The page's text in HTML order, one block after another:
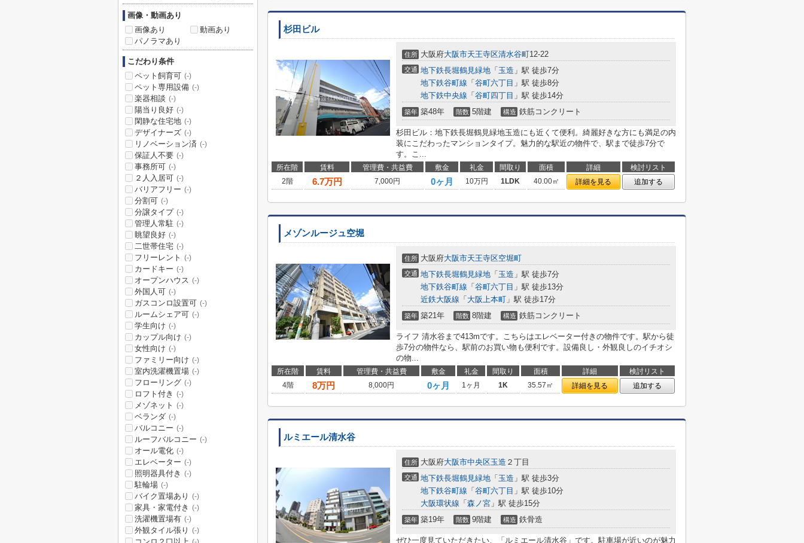
杉田ビル
住所 大阪府大阪市天王寺区清水谷町12-22
交通 地下鉄長堀鶴見緑地 「 玉造 」駅 徒歩7分
地下鉄谷町線 「 谷町六丁目 」駅 徒歩8分
地下鉄中央線 「 谷町四丁目 」駅 徒歩14分
築年 築48年 階数 5階建 構造 鉄筋コンクリート
杉田ビル：地下鉄長堀鶴見緑地玉造にも近くて便利。綺麗好きな方にも満足の内
装にこだわったマンションタイプ。魅力的な駅近の物件で、駅まで徒歩7分で
す。こ...
所在階 賃料 管理費・共益費 敷金 礼金 間取り 面積 詳細
検討リスト
2階
6.7万円 7,000円 0ヶ月 10万円 1LDK 40.00㎡ 詳細を見る 追加する
メゾンルージュ空堀
住所 大阪府大阪市天王寺区空堀町
交通 地下鉄長堀鶴見緑地 「 玉造 」駅 徒歩7分
地下鉄谷町線 「 谷町六丁目 」駅 徒歩13分
近鉄大阪線 「 大阪上本町 」駅 徒歩17分
築年 築21年 階数 8階建 構造 鉄筋コンクリート
ライフ 清水谷まで413mです。こちらはエレベーター付きの物件です。駅から徒
歩7分の物件なら、駅前のお買い物も便利です。設備良し・外観良しのイチオシ
の物...
所在階 賃料 管理費・共益費 敷金 礼金 間取り 面積 詳細
検討リスト
4階
8万円 8,000円 0ヶ月 1ヶ月 1K 35.57㎡ 詳細を見る 追加する
ルミエール清水谷
住所 大阪府大阪市中央区玉造 ２丁目
交通 地下鉄長堀鶴見緑地 「 玉造 」駅 徒歩3分
地下鉄谷町線 「 谷町六丁目 」駅 徒歩10分
大阪環状線 「 森ノ宮 」駅 徒歩15分
築年 築19年 階数 9階建 構造 鉄骨造
ぜひ一度見ていただきたい、「ルミエール清水谷」です。駐車場が近いのが魅力
画像・動画あり
画像あり
動画あり
パノラマあり
こだわり条件
ペット飼育可 (-)
ペット専用設備 (-)
楽器相談 (-)
陽当り良好 (-)
閑静な住宅地 (-)
デザイナーズ (-)
リノベーション済 (-)
保証人不要 (-)
事務所可 (-)
２人入居可 (-)
バリアフリー (-)
分割可 (-)
分譲タイプ (-)
管理人常駐 (-)
眺望良好 (-)
二世帯住宅 (-)
フリーレント (-)
カードキー (-)
オープンハウス (-)
外国人可 (-)
ガスコンロ設置可 (-)
ルームシェア可 (-)
学生向け (-)
カップル向け (-)
女性向け (-)
ファミリー向け (-)
室内洗濯機置場 (-)
フローリング (-)
ロフト付き (-)
メゾネット (-)
ベランダ (-)
バルコニー (-)
ルーフバルコニー (-)
オール電化 (-)
エレベーター (-)
照明器具付き (-)
駐輪場 (-)
バイク置場あり (-)
家具・家電付き (-)
洗濯機置場有 (-)
外観タイル張り (-)